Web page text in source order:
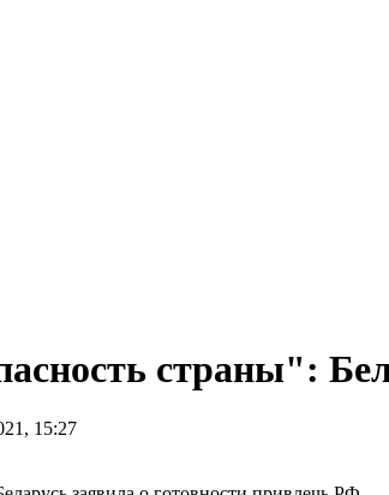
страны":
15:27